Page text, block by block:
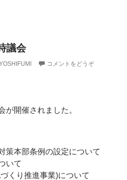
議会
コメントをどうぞ
が開催されました。
策本部条例の設定について
いて
くり推進事業)について